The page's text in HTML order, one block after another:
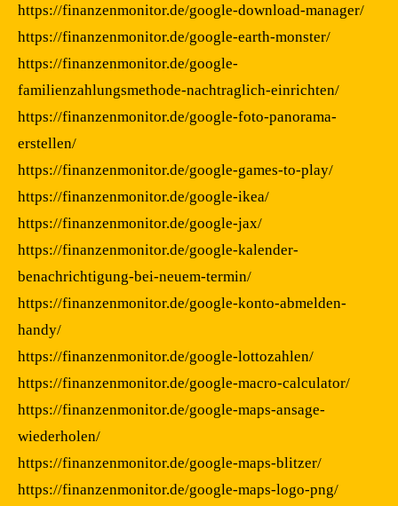
https://finanzenmonitor.de/google-download-manager/
https://finanzenmonitor.de/google-earth-monster/
https://finanzenmonitor.de/google-
familienzahlungsmethode-nachtraglich-einrichten/
https://finanzenmonitor.de/google-foto-panorama-
erstellen/
https://finanzenmonitor.de/google-games-to-play/
https://finanzenmonitor.de/google-ikea/
https://finanzenmonitor.de/google-jax/
https://finanzenmonitor.de/google-kalender-
benachrichtigung-bei-neuem-termin/
https://finanzenmonitor.de/google-konto-abmelden-
handy/
https://finanzenmonitor.de/google-lottozahlen/
https://finanzenmonitor.de/google-macro-calculator/
https://finanzenmonitor.de/google-maps-ansage-
wiederholen/
https://finanzenmonitor.de/google-maps-blitzer/
https://finanzenmonitor.de/google-maps-logo-png/